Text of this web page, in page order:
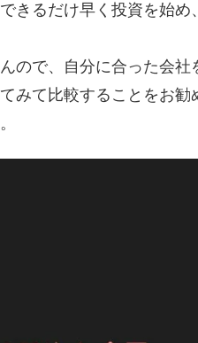
きるだけ早く投資を始
ので、自分に合った会社
みて比較することをお